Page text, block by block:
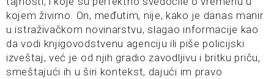
kojem živimo. On, međutim, nije, kako je danas manir
u istraživačkom novinarstvu, slagao informacije kao
da vodi knjigovodstvenu agenciju ili piše policijski
izveštaj, već je od njih gradio zavodljivu i britku priču,
smeštajući ih u širi kontekst, dajući im pravo